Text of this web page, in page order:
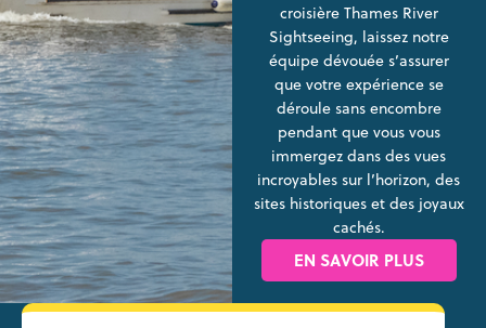
croisière Thames River
Sightseeing, laissez notre
équipe dévouée s’assurer
que votre expérience se
déroule sans encombre
pendant que vous vous
immergez dans des vues
incroyables sur l’horizon, des
sites historiques et des joyaux
cachés.
EN SAVOIR PLUS